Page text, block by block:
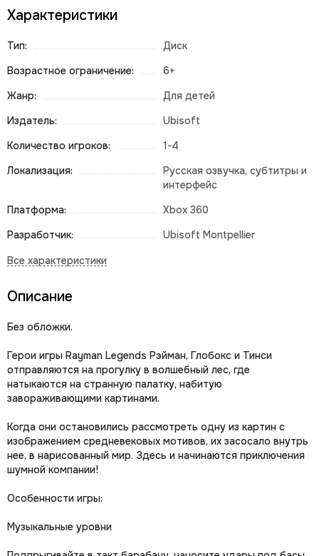
Характеристики
Тип:
Диск
Возрастное ограничение:
6+
Жанр:
Для детей
Издатель:
Ubisoft
Количество игроков:
1-4
Локализация:
Русская озвучка, субтитры и
интерфейс
Платформа:
Xbox 360
Разработчик:
Ubisoft Montpellier
Описание
Без обложки.
Герои игры Rayman Legends Рэйман, Глобокс и Тинси
отправляются на прогулку в волшебный лес, где
натыкаются на странную палатку, набитую
завораживающими картинами.
Когда они остановились рассмотреть одну из картин с
изображением средневековых мотивов, их засосало внутрь
нее, в нарисованный мир. Здесь и начинаются приключения
шумной компании!
Особенности игры:
Музыкальные уровни